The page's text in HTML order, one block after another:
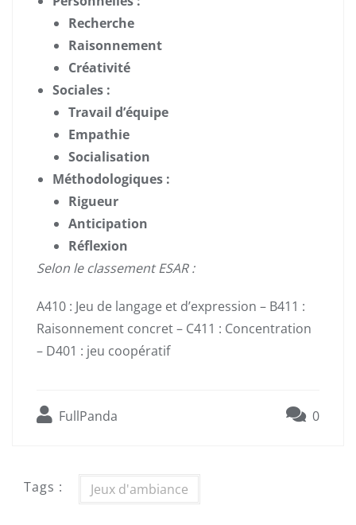
Recherche
Raisonnement
Créativité
Sociales :
Travail d’équipe
Empathie
Socialisation
Méthodologiques :
Rigueur
Anticipation
Réflexion
Selon le classement ESAR :
A410 : Jeu de langage et d’expression – B411 :
Raisonnement concret – C411 : Concentration
– D401 : jeu coopératif
FullPanda 0
Tags : Jeux d'ambiance